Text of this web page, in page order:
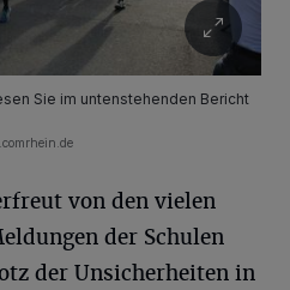
Sie im untenstehenden Bericht
von den vielen
der Schulen
der Unsicherheiten in